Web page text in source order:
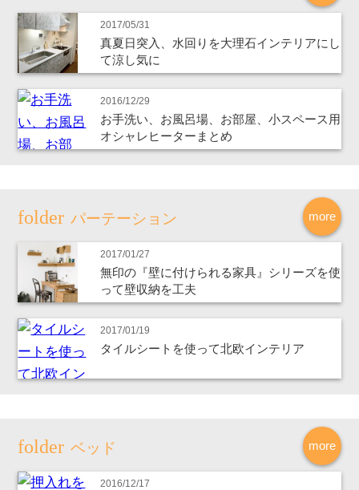
2017/05/31
真夏日突入、水回りを大理石インテリアにし
て涼し気に
2016/12/29
お手洗い、お風呂場、お部屋、小スペース用
オシャレヒーターまとめ
more
パーテーション
2017/01/27
無印の『壁に付けられる家具』シリーズを使
って壁収納を工夫
2017/01/19
タイルシートを使って北欧インテリア
more
ベッド
2016/12/17